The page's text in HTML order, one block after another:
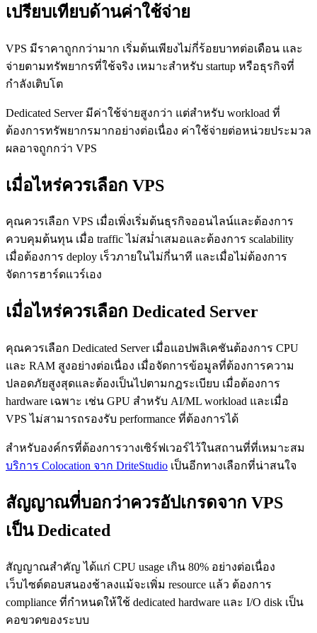
เปรียบเทียบด้านค่าใช้จ่าย
VPS มีราคาถูกกว่ามาก เริ่มต้นเพียงไม่กี่ร้อยบาทต่อเดือน และ
จ่ายตามทรัพยากรที่ใช้จริง เหมาะสำหรับ startup หรือธุรกิจที่
กำลังเติบโต
Dedicated Server มีค่าใช้จ่ายสูงกว่า แต่สำหรับ workload ที่
ต้องการทรัพยากรมากอย่างต่อเนื่อง ค่าใช้จ่ายต่อหน่วยประมวล
ผลอาจถูกกว่า VPS
เมื่อไหร่ควรเลือก VPS
คุณควรเลือก VPS เมื่อเพิ่งเริ่มต้นธุรกิจออนไลน์และต้องการ
ควบคุมต้นทุน เมื่อ traffic ไม่สม่ำเสมอและต้องการ scalability
เมื่อต้องการ deploy เร็วภายในไม่กี่นาที และเมื่อไม่ต้องการ
จัดการฮาร์ดแวร์เอง
เมื่อไหร่ควรเลือก Dedicated Server
คุณควรเลือก Dedicated Server เมื่อแอปพลิเคชันต้องการ CPU
และ RAM สูงอย่างต่อเนื่อง เมื่อจัดการข้อมูลที่ต้องการความ
ปลอดภัยสูงสุดและต้องเป็นไปตามกฎระเบียบ เมื่อต้องการ
hardware เฉพาะ เช่น GPU สำหรับ AI/ML workload และเมื่อ
VPS ไม่สามารถรองรับ performance ที่ต้องการได้
สำหรับองค์กรที่ต้องการวางเซิร์ฟเวอร์ไว้ในสถานที่ที่เหมาะสม
บริการ Colocation จาก DriteStudio เป็นอีกทางเลือกที่น่าสนใจ
สัญญาณที่บอกว่าควรอัปเกรดจาก VPS
เป็น Dedicated
สัญญาณสำคัญ ได้แก่ CPU usage เกิน 80% อย่างต่อเนื่อง
เว็บไซต์ตอบสนองช้าลงแม้จะเพิ่ม resource แล้ว ต้องการ
compliance ที่กำหนดให้ใช้ dedicated hardware และ I/O disk เป็น
คอขวดของระบบ